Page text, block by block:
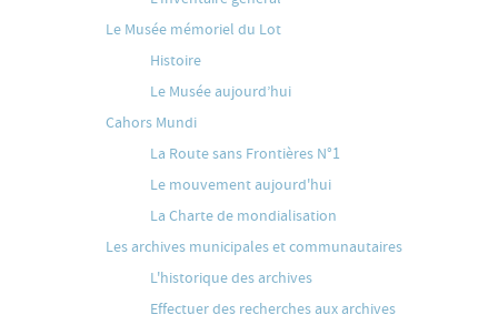
Le Musée mémoriel du Lot
Histoire
Le Musée aujourd’hui
Cahors Mundi
La Route sans Frontières N°1
Le mouvement aujourd'hui
La Charte de mondialisation
Les archives municipales et communautaires
L'historique des archives
Effectuer des recherches aux archives